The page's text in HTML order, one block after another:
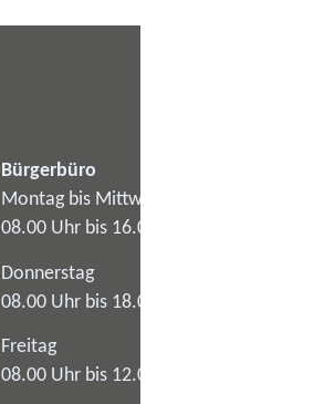
Bürgerbüro
Montag bis Mittwoch
08.00 Uhr bis 16.00 Uhr
Donnerstag
08.00 Uhr bis 18.00 Uhr
Freitag
08.00 Uhr bis 12.00 Uhr